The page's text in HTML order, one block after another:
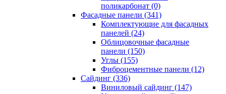
поликарбонат (0)
Фасадные панели (341)
Комплектующие для фасадных
панелей (24)
Облицовочные фасадные
панели (150)
Углы (155)
Фиброцементные панели (12)
Сайдинг (336)
Виниловый сайдинг (147)